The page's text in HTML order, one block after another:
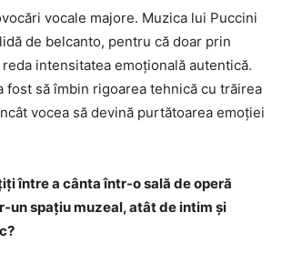
vocale majore. Muzica lui Puccini
de belcanto, pentru că doar prin
intensitatea emoțională autentică.
fost să îmbin rigoarea tehnică cu trăirea
vocea să devină purtătoarea emoției
între a cânta într-o sală de operă
un spațiu muzeal, atât de intim și